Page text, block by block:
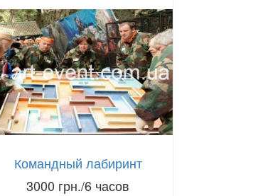
Командный лабиринт
3000 грн./6 часов